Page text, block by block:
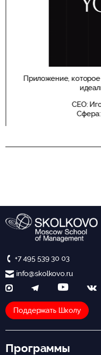
HR-платформа
+7 495 539 30 03
info@skolkovo.ru
Поддержать Школу
Программы